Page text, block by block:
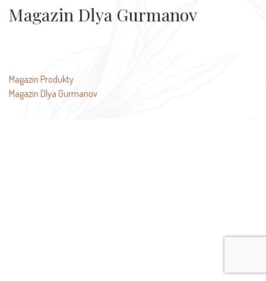
Magazin Dlya Gurmanov
文
章
Magazin Produkty
Magazin Dlya Gurmanov